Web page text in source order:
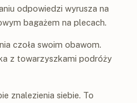
odpowiedzi wyrusza na
bagażem na plecach.
czoła swoim obawom.
z towarzyszkami podróży
znalezienia siebie. To